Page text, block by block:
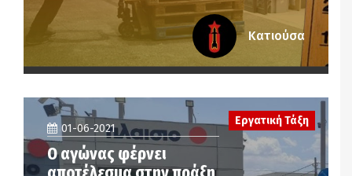
Κατιούσα
01-06-2021
Ο αγώνας φέρνει
Εργατική Τάξη